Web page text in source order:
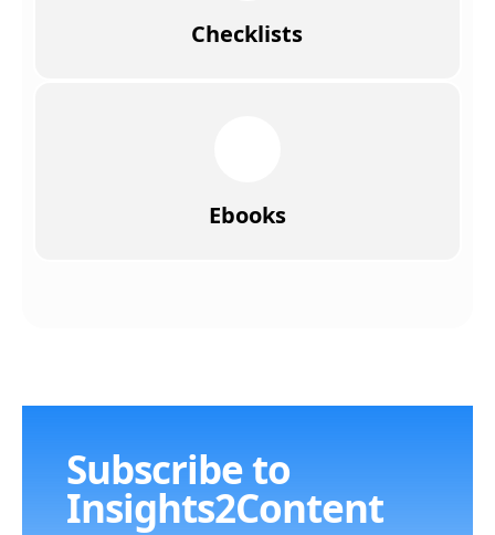
Checklists
Ebooks
Subscribe to
Insights2Content